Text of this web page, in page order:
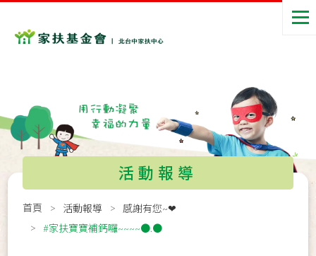
活動報導
首頁 活動報導
感謝有您~❤
#家扶寶寶補鈣囉~~~~●.●